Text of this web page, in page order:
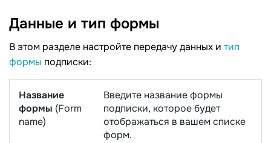
Данные и тип формы
В этом разделе настройте передачу данных и тип
формы подписки:
Название
формы (Form
name)
Введите название формы
подписки, которое будет
отображаться в вашем списке
форм.